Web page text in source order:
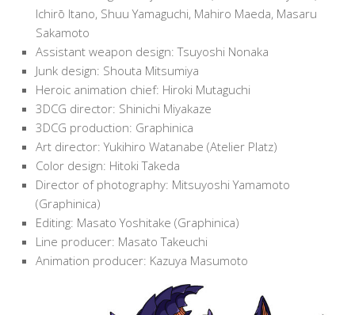
Ichirō Itano, Shuu Yamaguchi, Mahiro Maeda, Masaru
Sakamoto
Assistant weapon design: Tsuyoshi Nonaka
Junk design: Shouta Mitsumiya
Heroic animation chief: Hiroki Mutaguchi
3DCG director: Shinichi Miyakaze
3DCG production: Graphinica
Art director: Yukihiro Watanabe (Atelier Platz)
Color design: Hitoki Takeda
Director of photography: Mitsuyoshi Yamamoto
(Graphinica)
Editing: Masato Yoshitake (Graphinica)
Line producer: Masato Takeuchi
Animation producer: Kazuya Masumoto